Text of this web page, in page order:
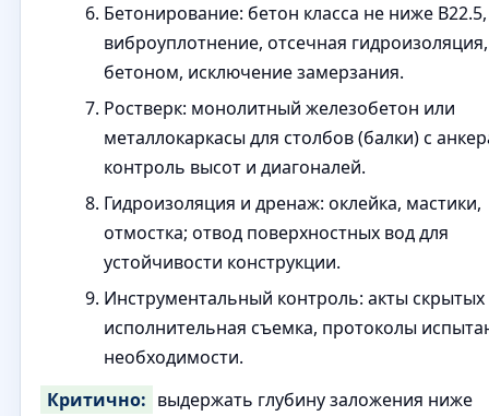
Бетонирование: бетон класса не ниже B22.5,
виброуплотнение, отсечная
бетоном, исключение замерзания.
Ростверк: монолитный железобетон или
металлокаркасы для столбов (балки) с
контроль высот и диагоналей.
Гидроизоляция и дренаж: оклейка, мастики,
отмостка; отвод поверхностных вод для
устойчивости конструкции.
Инструментальный контроль: акты скрытых
исполнительная съемка, протоколы
необходимости.
Критично: выдержать глубину заложения ниже